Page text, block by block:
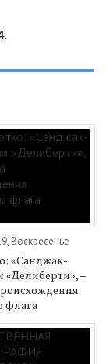
Воскресенье
«Санджак-
–
флага